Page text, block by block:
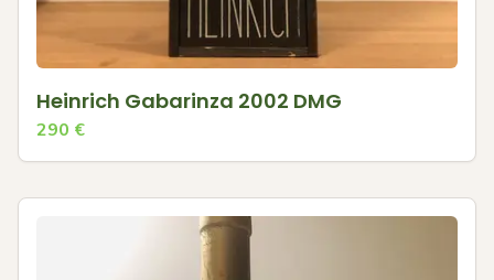
Heinrich Gabarinza 2002 DMG
290 €